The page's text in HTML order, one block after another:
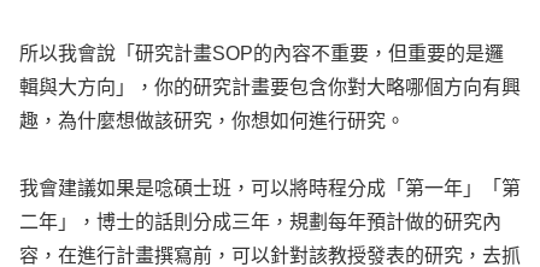
所以我會說「研究計畫SOP的內容不重要，但重要的是邏
輯與大方向」，你的研究計畫要包含你對大略哪個方向有興
趣，為什麼想做該研究，你想如何進行研究。
我會建議如果是唸碩士班，可以將時程分成「第一年」「第
二年」，博士的話則分成三年，規劃每年預計做的研究內
容，在進行計畫撰寫前，可以針對該教授發表的研究，去抓